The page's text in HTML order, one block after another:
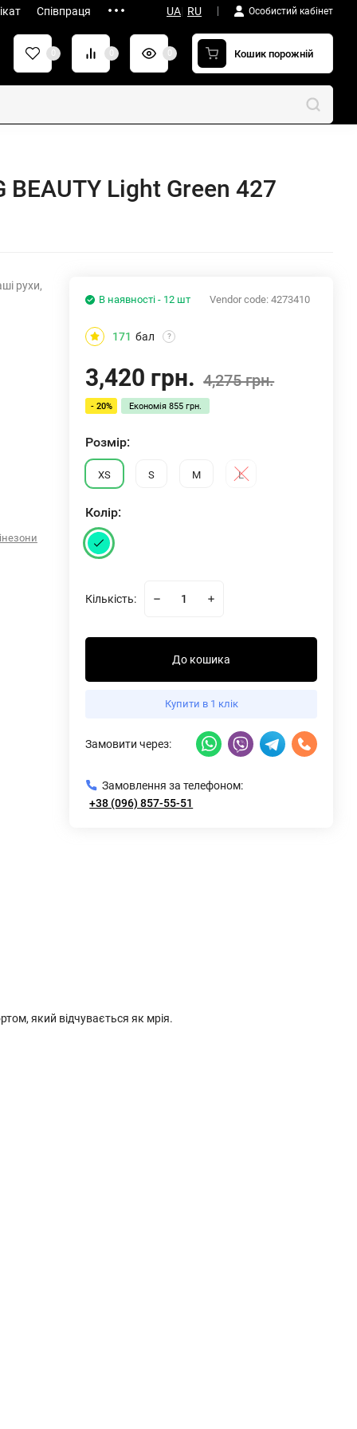
Співпраця UA| RU Особистий кабінет
0 0 0 Кошик порожній
Light Green 427
рухи,
Vendor code: 4273410
В наявності - 12 шт
171 бал ?
3,420 грн. 4,275 грн.
- 20% Економія855 грн.
Розмiр:
XS S M L
Колiр:
Кількість:
До кошика
Купити в 1 клік
Замовити через:
Замовлення за телефоном:
+38 (096) 857-55-51
який відчувається як мрія.